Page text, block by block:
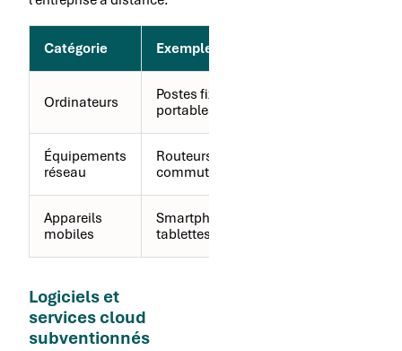
Catégorie Exemples
Ordinateurs
Postes fixes,
portables
Équipements
réseau
Routeurs,
commutateurs
Appareils
mobiles
Smartphones,
tablettes
Logiciels et
services cloud
subventionnés